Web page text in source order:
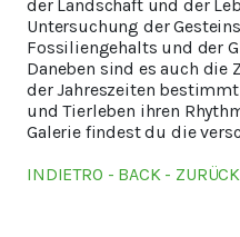
der Landschaft und der
Untersuchung der
Fossiliengehalts und der
Daneben sind es auch die
der Jahreszeiten
und Tierleben ihren
Galerie findest du die
INDIETRO - BACK - ZURÜCK